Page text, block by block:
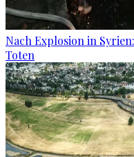
Nach Explosion in
Toten